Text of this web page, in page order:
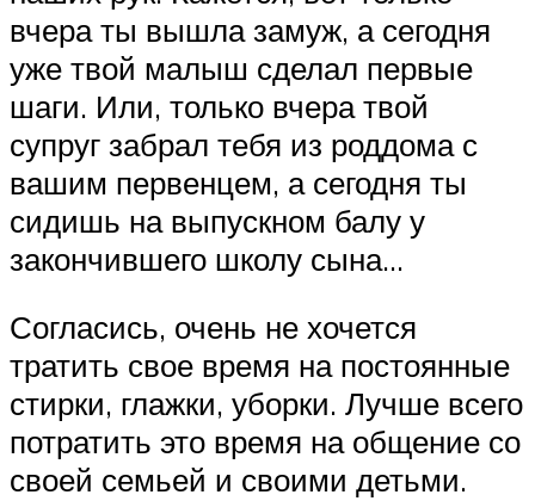
вчера ты вышла замуж, а сегодня
уже твой малыш сделал первые
шаги. Или, только вчера твой
супруг забрал тебя из роддома с
вашим первенцем, а сегодня ты
сидишь на выпускном балу у
закончившего школу сына…
Согласись, очень не хочется
тратить свое время на постоянные
стирки, глажки, уборки. Лучше всего
потратить это время на общение со
своей семьей и своими детьми.